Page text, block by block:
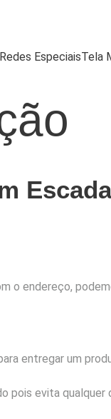
Redes EspeciaisTela
Escada
o endereço,
entregar um
pois evita qualquer